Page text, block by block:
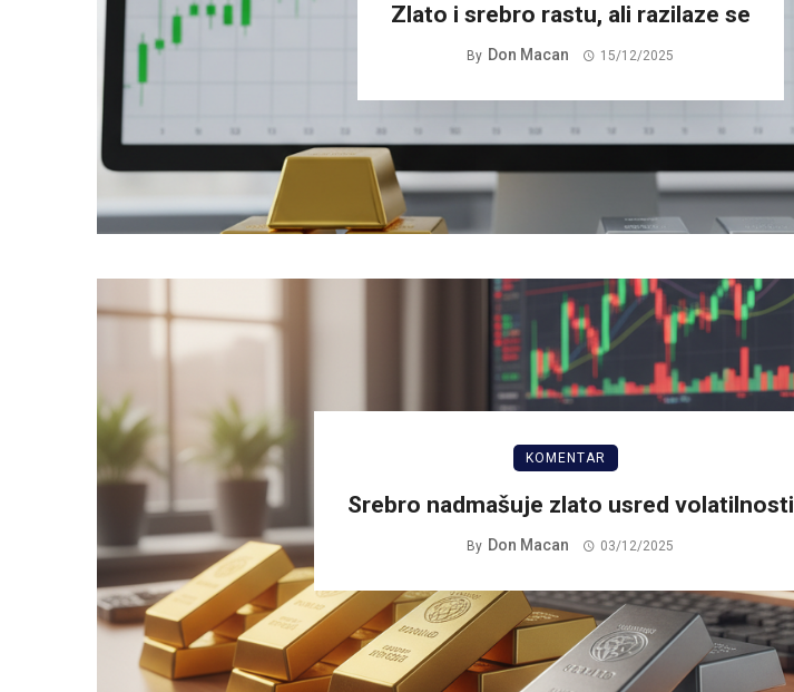
Zlato i srebro rastu, ali razilaze se
By Don Macan 15/12/2025
KOMENTAR
Srebro nadmašuje zlato usred volatilnosti
By Don Macan 03/12/2025